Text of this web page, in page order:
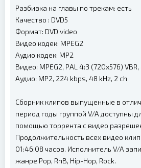
Разбивка на главы по трекам: есть
Качество : DVD5
Формат: DVD video
Видео кодек: MPEG2
Аудио кодек: MP2
Видео: MPEG2, PAL 4:3 (720x576)
Аудио: MP2, 224 kbps, 48 kHz, 2 ch
Сборник клипов выпущенные в
период годы группой V/A доступны
помощью торрента с видео
Продолжительность всех видео
01:46:08 часов. Исполнитель V/A
жанре Pop, RnB, Hip-Hop, Rock.